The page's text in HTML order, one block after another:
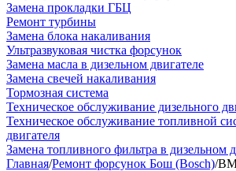
Замена прокладки ГБЦ
Ремонт турбины
Замена блока накаливания
Ультразвуковая чистка форсунок
Замена масла в дизельном двигателе
Замена свечей накаливания
Тормозная система
Техническое обслуживание дизельного
Техническое обслуживание топливной
двигателя
Замена топливного фильтра в дизельном
Главная/Ремонт форсунок Бош (Bosch)/